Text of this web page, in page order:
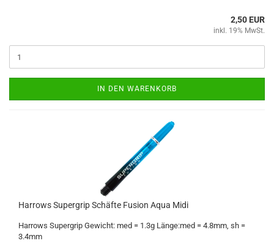
2,50 EUR
inkl. 19% MwSt.
IN DEN WARENKORB
Har­rows Su­per­grip Schäf­te Fu­si­on Aqua Midi
Har­rows Su­per­grip Ge­wicht: med = 1.3g Länge:med = 4.8mm, sh =
3.4mm